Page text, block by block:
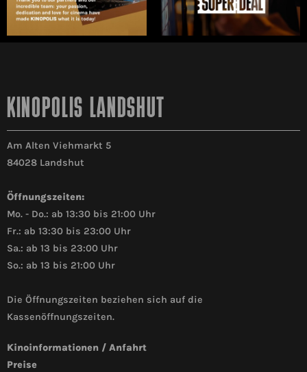
KINOPOLIS LANDSHUT
Am Alten Viehmarkt 5
84028 Landshut
Öffnungszeiten:
Mo. - Do.: ab 13:30 bis 21:00 Uhr
Fr.: ab 13:30 bis 23:00 Uhr
Sa.: ab 13 bis 23:00 Uhr
So.: ab 13 bis 21:00 Uhr
Die Öffnungszeiten beziehen sich auf die
Kassenöffnungszeiten.
Kinoinformationen / Anfahrt
Preise